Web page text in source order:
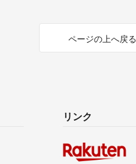
ページの上へ戻る
リンク